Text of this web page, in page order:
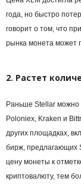
года, но быстро
говорит о том, что
рынка монета может
2. Растет
Раньше Stellar можно
Poloniex, Kraken и
других площадках,
бирж, предлагающих
цену монеты к
криптовалюту, тем